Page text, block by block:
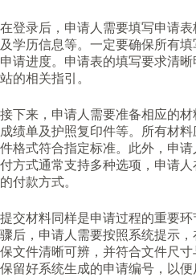
在登录后，申请人需要填写申请
及学历信息等。一定要确保所有
申请进度。申请表的填写要求清
站的相关指引。
接下来，申请人需要准备相应的材
成绩单及护照复印件等。所有材
件格式符合指定标准。此外，申
付方式通常支持多种选项，申请
的付款方式。
提交材料同样是申请过程的重要
骤后，申请人需要按照系统提示
保文件清晰可辨，并符合文件尺
保留好系统生成的申请编号，以便